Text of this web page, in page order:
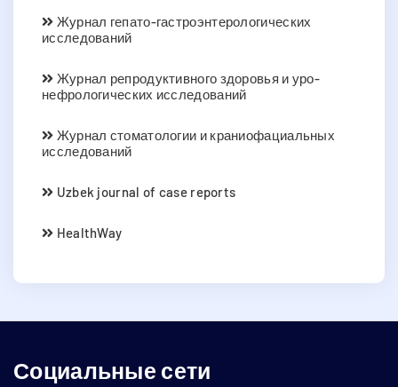
Журнал гепато-гастроэнтерологических
исследований
Журнал репродуктивного здоровья и уро-
нефрологических исследований
Журнал стоматологии и краниофациальных
исследований
Uzbek journal of case reports
HealthWay
Социальные сети